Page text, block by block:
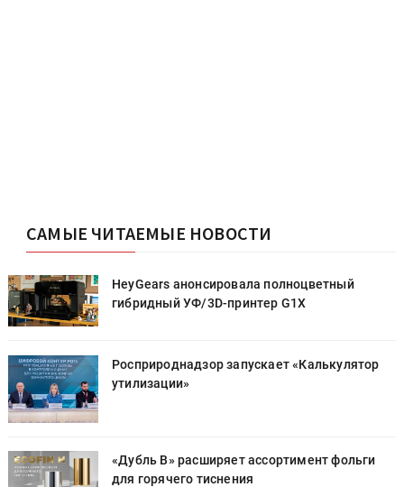
САМЫЕ ЧИТАЕМЫЕ НОВОСТИ
HeyGears анонсировала полноцветный
гибридный УФ/3D-принтер G1X
Росприроднадзор запускает «Калькулятор
утилизации»
«Дубль В» расширяет ассортимент фольги
для горячего тиснения